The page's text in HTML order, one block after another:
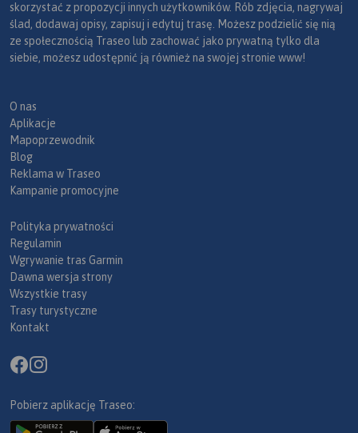
skorzystać z propozycji innych użytkowników. Rób zdjęcia, nagrywaj
ślad, dodawaj opisy, zapisuj i edytuj trasę. Możesz podzielić się nią
ze społecznością Traseo lub zachować jako prywatną tylko dla
siebie, możesz udostępnić ją również na swojej stronie www!
O nas
Aplikacje
Mapoprzewodnik
Blog
Reklama w Traseo
Kampanie promocyjne
Polityka prywatności
Regulamin
Wgrywanie tras Garmin
Dawna wersja strony
Wszystkie trasy
Trasy turystyczne
Kontakt
Pobierz aplikację Traseo: